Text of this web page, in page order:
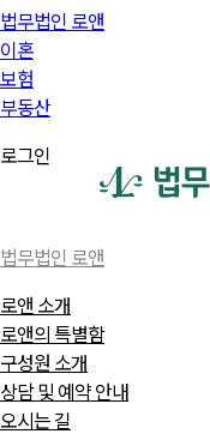
법무법인 로앤
이혼
보험
부동산
로그인
법무법인 로앤
로앤 소개
로앤의 특별함
구성원 소개
상담 및 예약 안내
오시는 길